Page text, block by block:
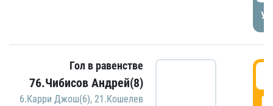
Гол в равенстве
76.Чибисов Андрей(8)
6.Карри Джош(6), 21.Кошелев